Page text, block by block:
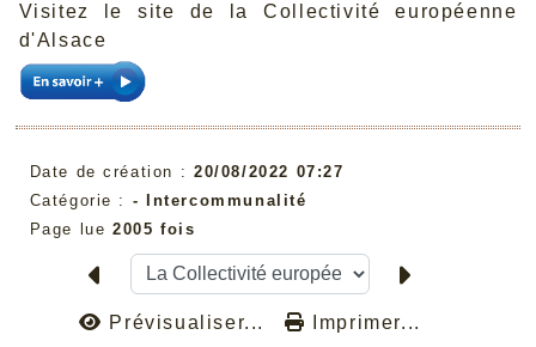
Visitez le site de la Collectivité européenne
d'Alsace
Date de création : 20/08/2022 07:27
Catégorie : -
Intercommunalité
Page lue 2005 fois
Prévisualiser... Imprimer...